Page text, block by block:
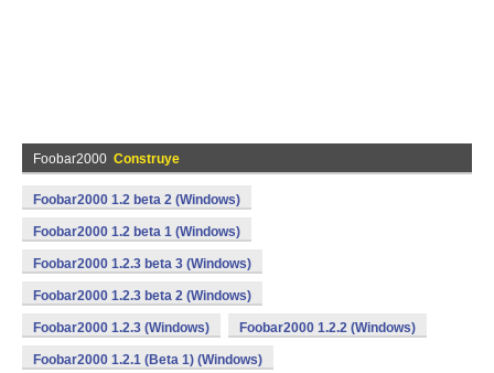
Foobar2000 Construye
Foobar2000 1.2 beta 2 (Windows)
Foobar2000 1.2 beta 1 (Windows)
Foobar2000 1.2.3 beta 3 (Windows)
Foobar2000 1.2.3 beta 2 (Windows)
Foobar2000 1.2.3 (Windows) Foobar2000 1.2.2 (Windows)
Foobar2000 1.2.1 (Beta 1) (Windows)